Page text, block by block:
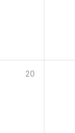
20